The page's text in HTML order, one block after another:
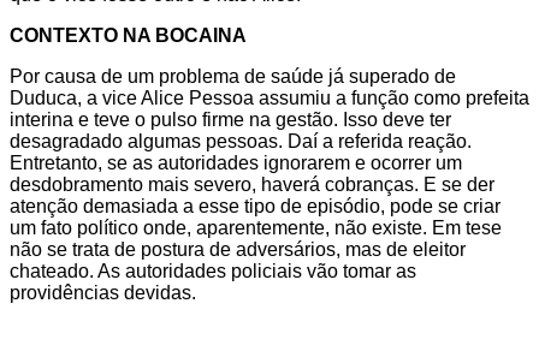
CONTEXTO NA BOCAINA
Por causa de um problema de saúde já superado de
Duduca, a vice Alice Pessoa assumiu a função como prefeita
interina e teve o pulso firme na gestão. Isso deve ter
desagradado algumas pessoas. Daí a referida reação.
Entretanto, se as autoridades ignorarem e ocorrer um
desdobramento mais severo, haverá cobranças. E se der
atenção demasiada a esse tipo de episódio, pode se criar
um fato político onde, aparentemente, não existe. Em tese
não se trata de postura de adversários, mas de eleitor
chateado. As autoridades policiais vão tomar as
providências devidas.